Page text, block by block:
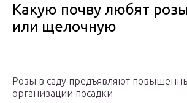
Какую почву любят
или щелочную
Розы в саду предъявляют
организации посадки